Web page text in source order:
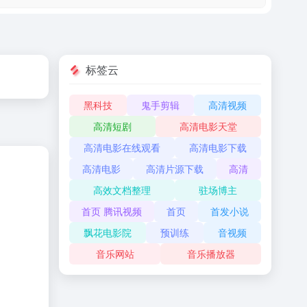
标签云
黑科技 鬼手剪辑
高清视频
高清短剧
高清电影天堂
高清电影在线观看
高清电影下载
高清电影
高清片源下载
高清
高效文档整理
驻场博主
首页 腾讯视频
首页
首发小说
飘花电影院
预训练
音视频
音乐网站
音乐播放器